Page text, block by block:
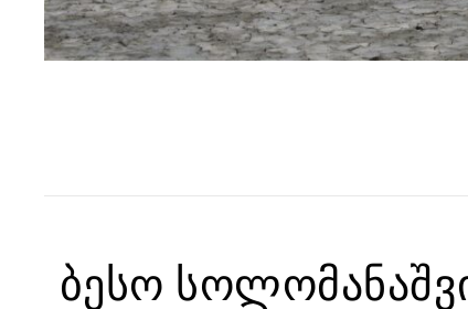
ბესო